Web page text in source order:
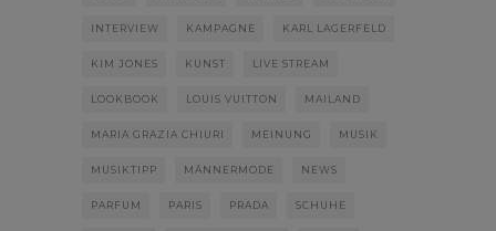
INTERVIEW KAMPAGNE KARL LAGERFELD
KIM JONES KUNST LIVE STREAM
LOOKBOOK LOUIS VUITTON MAILAND
MARIA GRAZIA CHIURI MEINUNG MUSIK
MUSIKTIPP MÄNNERMODE NEWS
PARFUM PARIS PRADA SCHUHE